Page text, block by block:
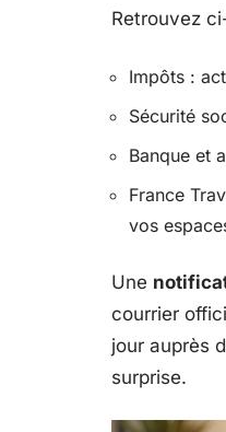
Retrouvez
Impôts :
Sécurité
Banque et
France
vos
Une
courrier
jour auprès
surprise.